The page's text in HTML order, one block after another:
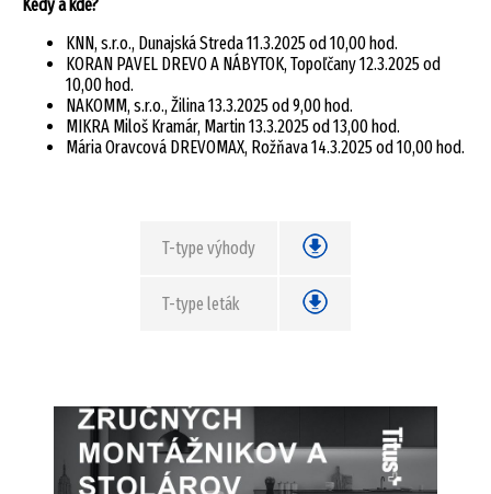
Kedy a kde?
KNN, s.r.o., Dunajská Streda 11.3.2025 od 10,00 hod.
KORAN PAVEL DREVO A NÁBYTOK, Topoľčany 12.3.2025 od
10,00 hod.
NAKOMM, s.r.o., Žilina 13.3.2025 od 9,00 hod.
MIKRA Miloš Kramár, Martin 13.3.2025 od 13,00 hod.
Mária Oravcová DREVOMAX, Rožňava 14.3.2025 od 10,00 hod.
T-type výhody
T-type leták